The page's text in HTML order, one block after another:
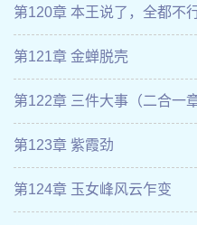
第120章 本王说了，全都不行
第121章 金蝉脱壳
第122章 三件大事（二合一章
第123章 紫霞劲
第124章 玉女峰风云乍变